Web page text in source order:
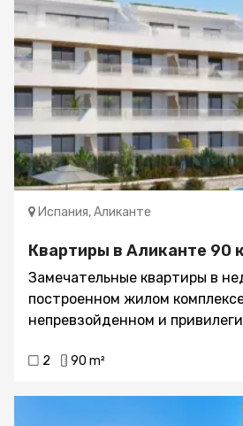
Испания, Аликанте
Квартиры в Аликанте 90
Замечательные квартиры в
построенном жилом
непревзойденном и
Фламенка.Супермаркет, бары,
нескольких метрах от
2 90 m²